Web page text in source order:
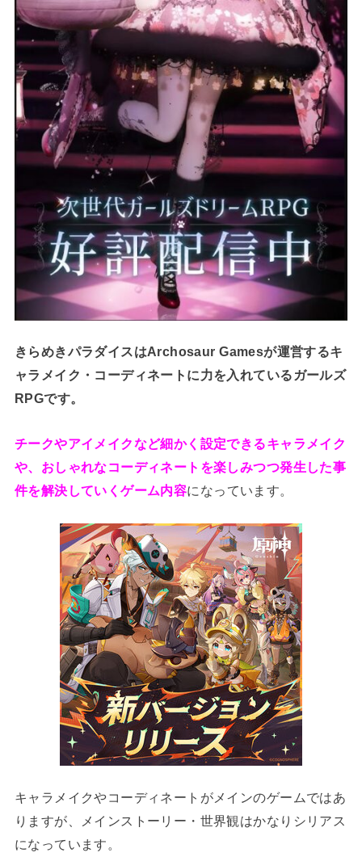
きらめきパラダイスはArchosaur Gamesが運営するキ
ャラメイク・コーディネートに力を入れているガールズ
RPGです。
チークやアイメイクなど細かく設定できるキャラメイク
や、おしゃれなコーディネートを楽しみつつ発生した事
件を解決していくゲーム内容になっています。
キャラメイクやコーディネートがメインのゲームではあ
りますが、メインストーリー・世界観はかなりシリアス
になっています。